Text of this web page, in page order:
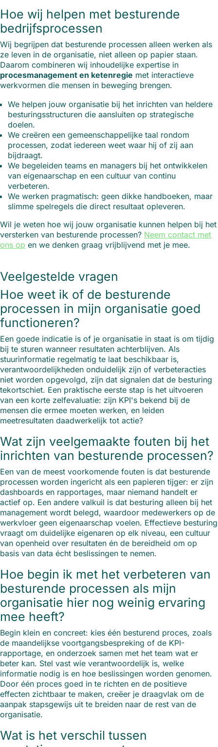
Hoe wij helpen met besturende
bedrijfsprocessen
Wij begrijpen dat besturende processen alleen werken als
ze leven in de organisatie, niet alleen op papier staan.
Daarom combineren wij inhoudelijke expertise in
procesmanagement en ketenregie met interactieve
werkvormen die mensen in beweging brengen.
We helpen jouw organisatie bij het inrichten van heldere
besturingsstructuren die aansluiten op strategische
doelen.
We creëren een gemeenschappelijke taal rondom
processen, zodat iedereen weet waar hij of zij aan
bijdraagt.
We begeleiden teams en managers bij het ontwikkelen
van eigenaarschap en een cultuur van continu
verbeteren.
We werken pragmatisch: geen dikke handboeken, maar
slimme spelregels die direct resultaat opleveren.
Wil je weten hoe wij jouw organisatie kunnen helpen bij het
versterken van besturende processen? Neem contact met
ons op en we denken graag vrijblijvend met je mee.
Veelgestelde vragen
Hoe weet ik of de besturende
processen in mijn organisatie goed
functioneren?
Een goede indicatie is of je organisatie in staat is om tijdig
bij te sturen wanneer resultaten achterblijven. Als
stuurinformatie regelmatig te laat beschikbaar is,
verantwoordelijkheden onduidelijk zijn of verbeteracties
niet worden opgevolgd, zijn dat signalen dat de besturing
tekortschiet. Een praktische eerste stap is het uitvoeren
van een korte zelfevaluatie: zijn KPI's bekend bij de
mensen die ermee moeten werken, en leiden
meetresultaten daadwerkelijk tot actie?
Wat zijn veelgemaakte fouten bij het
inrichten van besturende processen?
Een van de meest voorkomende fouten is dat besturende
processen worden ingericht als een papieren tijger: er zijn
dashboards en rapportages, maar niemand handelt er
actief op. Een andere valkuil is dat besturing alleen bij het
management wordt belegd, waardoor medewerkers op de
werkvloer geen eigenaarschap voelen. Effectieve besturing
vraagt om duidelijke eigenaren op elk niveau, een cultuur
van openheid over resultaten én de bereidheid om op
basis van data écht beslissingen te nemen.
Hoe begin ik met het verbeteren van
besturende processen als mijn
organisatie hier nog weinig ervaring
mee heeft?
Begin klein en concreet: kies één besturend proces, zoals
de maandelijkse voortgangsbespreking of de KPI-
rapportage, en onderzoek samen met het team wat er
beter kan. Stel vast wie verantwoordelijk is, welke
informatie nodig is en hoe beslissingen worden genomen.
Door één proces goed in te richten en de positieve
effecten zichtbaar te maken, creëer je draagvlak om de
aanpak stapsgewijs uit te breiden naar de rest van de
organisatie.
Wat is het verschil tussen